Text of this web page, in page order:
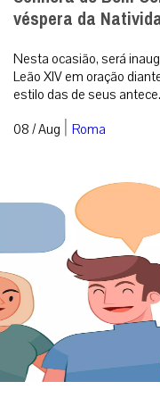
véspera da
Nesta ocasião, será
Leão XIV em oração
estilo das de seus
08 / Aug | Roma